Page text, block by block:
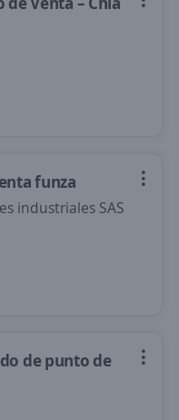
funza
industriales SAS
de punto de